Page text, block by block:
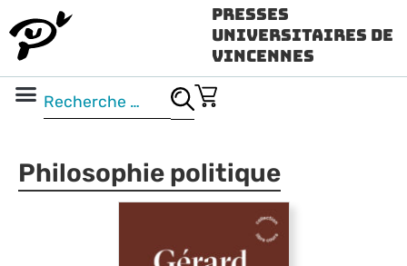
Presses
Universitaires de
Vincennes
Philosophie politique